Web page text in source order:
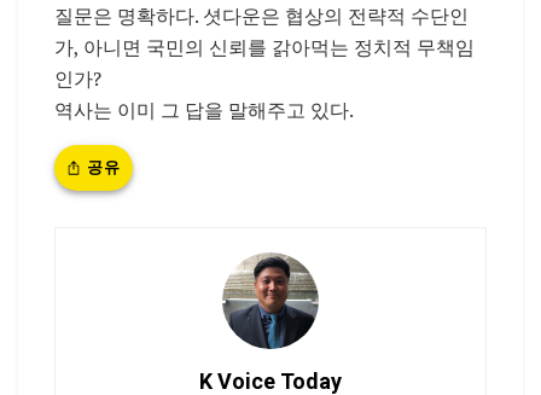
질문은 명확하다. 셧다운은 협상의 전략적 수단인
가, 아니면 국민의 신뢰를 갉아먹는 정치적 무책임
인가?
역사는 이미 그 답을 말해주고 있다.
공유
K Voice Today